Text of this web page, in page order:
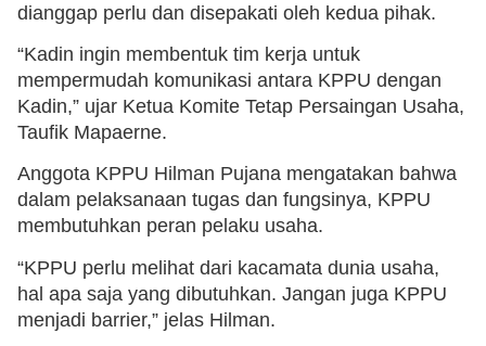
dianggap perlu dan disepakati oleh kedua pihak.
“Kadin ingin membentuk tim kerja untuk
mempermudah komunikasi antara KPPU dengan
Kadin,” ujar Ketua Komite Tetap Persaingan Usaha,
Taufik Mapaerne.
Anggota KPPU Hilman Pujana mengatakan bahwa
dalam pelaksanaan tugas dan fungsinya, KPPU
membutuhkan peran pelaku usaha.
“KPPU perlu melihat dari kacamata dunia usaha,
hal apa saja yang dibutuhkan. Jangan juga KPPU
menjadi barrier,” jelas Hilman.